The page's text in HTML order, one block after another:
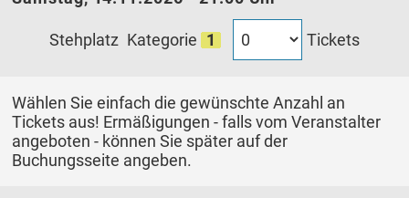
Stehplatz Kategorie 1 Tickets
Wählen Sie einfach die gewünschte Anzahl an
Tickets aus! Ermäßigungen - falls vom Veranstalter
angeboten - können Sie später auf der
Buchungsseite angeben.